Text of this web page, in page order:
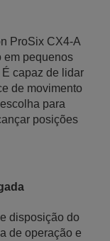
ProSix CX4-A
em pequenos
capaz de lidar
de movimento
para
posições
disposição do
de operação e